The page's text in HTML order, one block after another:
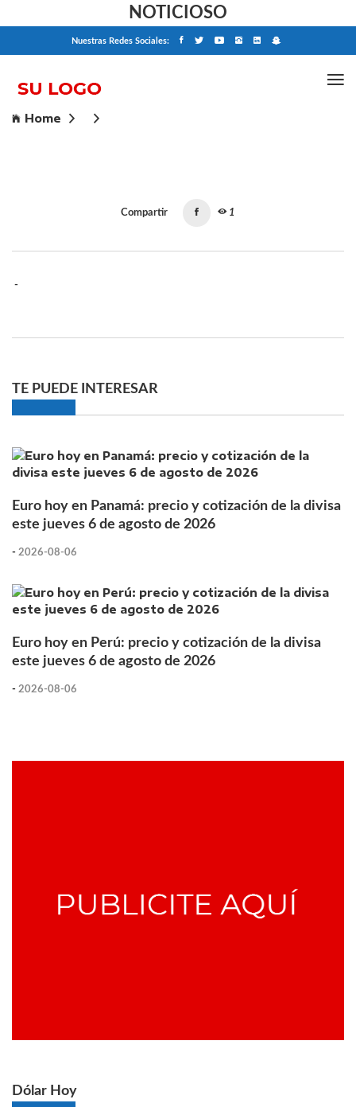
NOTICIOSO
Nuestras Redes Sociales:
Home
Compartir 1
-
TE PUEDE INTERESAR
Euro hoy en Panamá: precio y cotización de la divisa
este jueves 6 de agosto de 2026
- 2026-08-06
Euro hoy en Perú: precio y cotización de la divisa
este jueves 6 de agosto de 2026
- 2026-08-06
Dólar Hoy